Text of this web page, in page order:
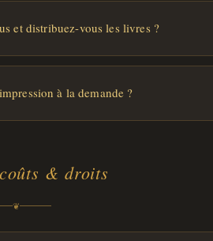
et distribuez-vous les livres ?
à la demande ?
& droits
❦